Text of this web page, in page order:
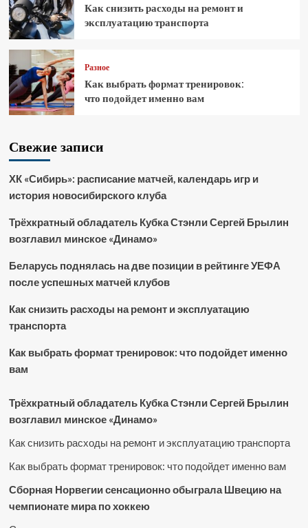
Как снизить расходы на ремонт и
эксплуатацию транспорта
Разное
Как выбрать формат тренировок:
что подойдет именно вам
Свежие записи
ХК «Сибирь»: расписание матчей, календарь игр и
история новосибирского клуба
Трёхкратный обладатель Кубка Стэнли Сергей Брылин
возглавил минское «Динамо»
Беларусь поднялась на две позиции в рейтинге УЕФА
после успешных матчей клубов
Как снизить расходы на ремонт и эксплуатацию
транспорта
Как выбрать формат тренировок: что подойдет именно
вам
Трёхкратный обладатель Кубка Стэнли Сергей Брылин
возглавил минское «Динамо»
Как снизить расходы на ремонт и эксплуатацию транспорта
Как выбрать формат тренировок: что подойдет именно вам
Сборная Норвегии сенсационно обыграла Швецию на
чемпионате мира по хоккею